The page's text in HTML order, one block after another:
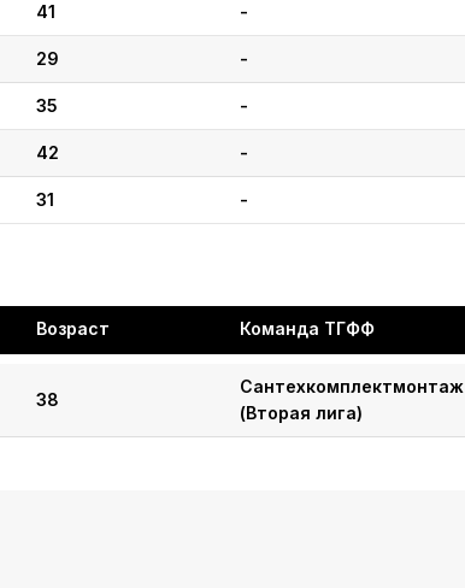
41 -
29 -
35 -
42 -
31 -
Возраст Команда ТГФФ
38
Сантехкомплектмонтаж
(Вторая лига)